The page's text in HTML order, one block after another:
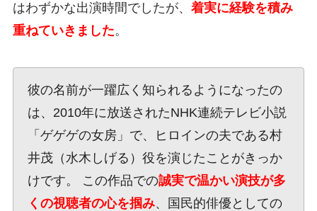
はわずかな出演時間でしたが、 着実に経験を積み
重ねていきました。
彼の名前が一躍広く知られるようになったの
は、2010年に放送されたNHK連続テレビ小説
「ゲゲゲの女房」で、ヒロインの夫である村
井茂（水木しげる）役を演じたことがきっか
けです。 この作品での誠実で温かい演技が多
くの視聴者の心を掴み、国民的俳優としての